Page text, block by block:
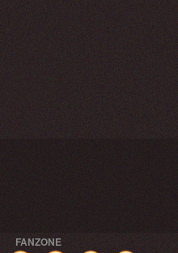
FANZONE